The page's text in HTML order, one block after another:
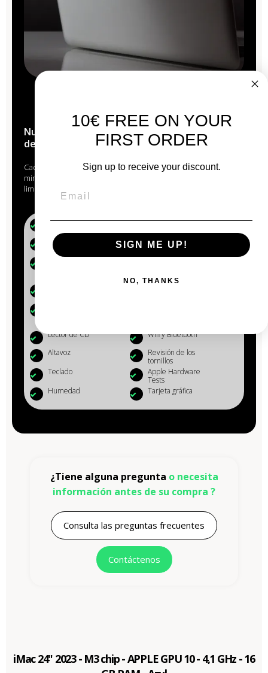
Nuestros Mac se reacondicionan en el corazón
del Anjou
Cada Mac que pasa por las manos de nuestros expertos está
minuciosamente estudiado, revisado, reacondicionado y
limpiado.
Batería (+80%)
Micrófono
Webcam
Reinstalación OS
X
Eliminación de
Desempolvado
componentes
Lector de CD
Wifi y Bluetooth
Altavoz
Revisión de los
tornillos
Teclado
Apple Hardware
Tests
Humedad
Tarjeta gráfica
¿Tiene alguna pregunta o necesita
información antes de su compra ?
Consulta las preguntas frecuentes
Contáctenos
iMac 24" 2023 - M3 chip - APPLE GPU 10 - 4,1 GHz - 16
10€ FREE ON YOUR
FIRST ORDER
Sign up to receive your discount.
SIGN ME UP!
NO, THANKS